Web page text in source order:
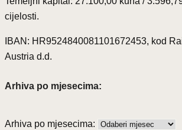
cijelosti.
IBAN: HR9524840081101672453, kod
Austria d.d.
Arhiva po mjesecima:
Arhiva po mjesecima: